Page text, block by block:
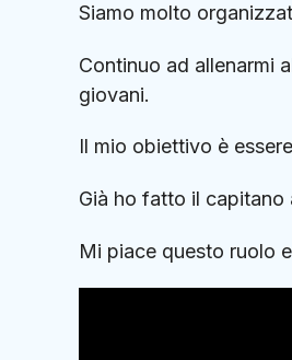
Siamo molto
Continuo ad allenarmi
giovani.
Il mio obiettivo è
Già ho fatto il capitano
Mi piace questo ruolo